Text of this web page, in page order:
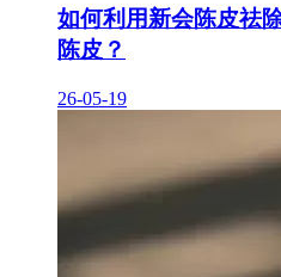
如何利用新会陈皮祛
陈皮？
26-05-19